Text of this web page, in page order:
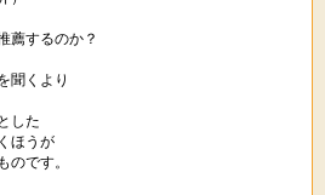
薦するのか？
聞くより
した
ほうが
のです。